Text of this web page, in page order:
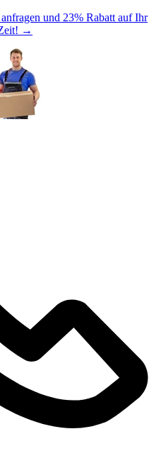
anfragen und 23% Rabatt auf Ihr
→